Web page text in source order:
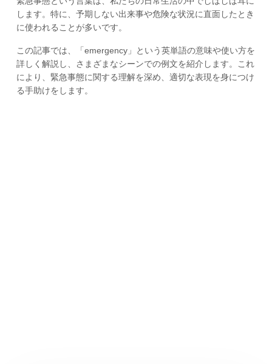
します。特に、予期しない出来事や危険な状況に直面したとき
に使われることが多いです。
この記事では、「emergency」という英単語の意味や使い方を
詳しく解説し、さまざまなシーンでの例文を紹介します。これ
により、緊急事態に関する理解を深め、適切な表現を身につけ
る手助けをします。